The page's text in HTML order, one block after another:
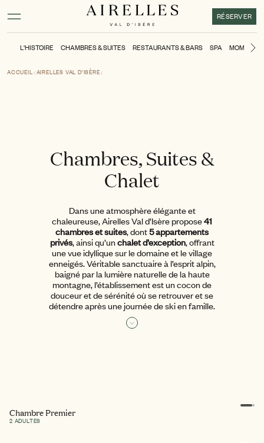
Activer le mode contraste élevé
RÉSERVER
L'HISTOIRE CHAMBRES & SUITES RESTAURANTS & BARS SPA MOMENTS
ACCUEIL AIRELLES VAL D'ISÈRE
Chambres, Suites &
Chalet
Dans une atmosphère élégante et
chaleureuse, Airelles Val d’Isère propose41
chambres et suites, dont5 appartements
privés, ainsi qu’unchalet d’exception, offrant
une vue idyllique sur le domaine et le village
enneigés. Véritable sanctuaire à l’esprit alpin,
baigné par la lumière naturelle de la haute
montagne, l’établissement est un cocon de
douceur et de sérénité où se retrouver et se
détendre après une journée de ski en famille.
Chambre d’Hôtel 5 étoiles et Suites
Lire la suite
Chambre Premier
2 ADULTES